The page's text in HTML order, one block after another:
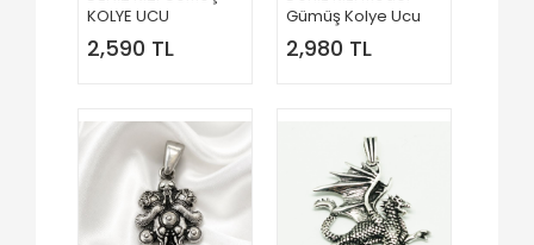
KOLYE UCU
2,590 TL
Gümüş Kolye Ucu
2,980 TL